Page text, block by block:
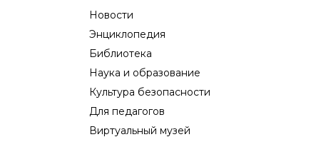
Новости
Энциклопедия
Библиотека
Наука и образование
Культура безопасности
Для педагогов
Виртуальный музей